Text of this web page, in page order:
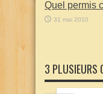
Quel permis
31 mai 2010
3 PLUSIEURS